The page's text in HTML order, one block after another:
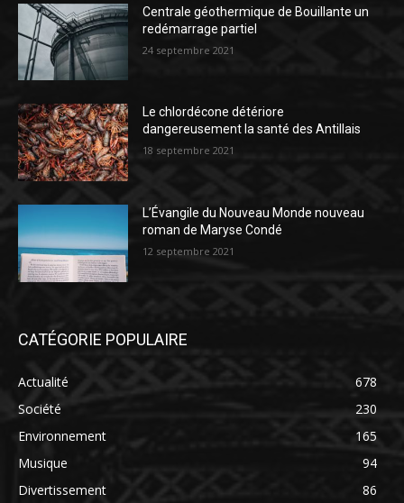
Centrale géothermique de Bouillante un
redémarrage partiel
24 septembre 2021
Le chlordécone détériore
dangereusement la santé des Antillais
18 septembre 2021
L’Évangile du Nouveau Monde nouveau
roman de Maryse Condé
12 septembre 2021
CATÉGORIE POPULAIRE
Actualité
678
Société
230
Environnement
165
Musique
94
Divertissement
86